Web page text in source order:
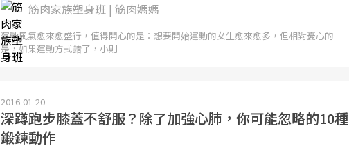
筋肉家族塑身班 | 筋肉媽媽
運動風氣愈來愈盛行，值得開心的是：想要開始運動的女生愈來愈多，但相對憂心的
是，如果運動方式錯了，小則
2016-01-20
深蹲跑步膝蓋不舒服？除了加強心肺，你可能忽略的10種
鍛鍊動作